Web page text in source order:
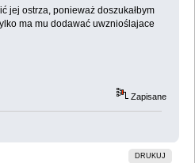
jej ostrza, ponieważ doszukałbym
ma mu dodawać uwznioślajace
Zapisane
DRUKUJ